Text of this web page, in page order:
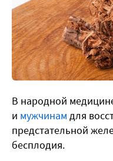
В народной
и мужчинам для
предстательной
бесплодия.